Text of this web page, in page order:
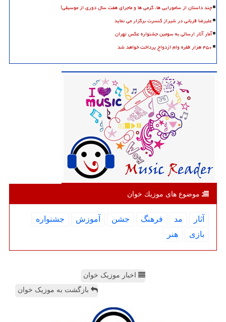
چند داستان از سامورایی ها، گرمی ها و ماجرای هفت سال دوری از موسیقی!
علیرضا قربانی در شیراز کنسرت برگزار می نماید
آمار آثار ارسالی به سومین جشنواره عکس تهران
۴۵۰ هزار فقره وام ازدواج پرداخت خواهد شد
موضوع های موزیك خوان
آثار مد فرهنگ جشن آموزش
جشنواره
بازی
هنر
اخبار موزیک خوان
بازگشت به موزیک خوان